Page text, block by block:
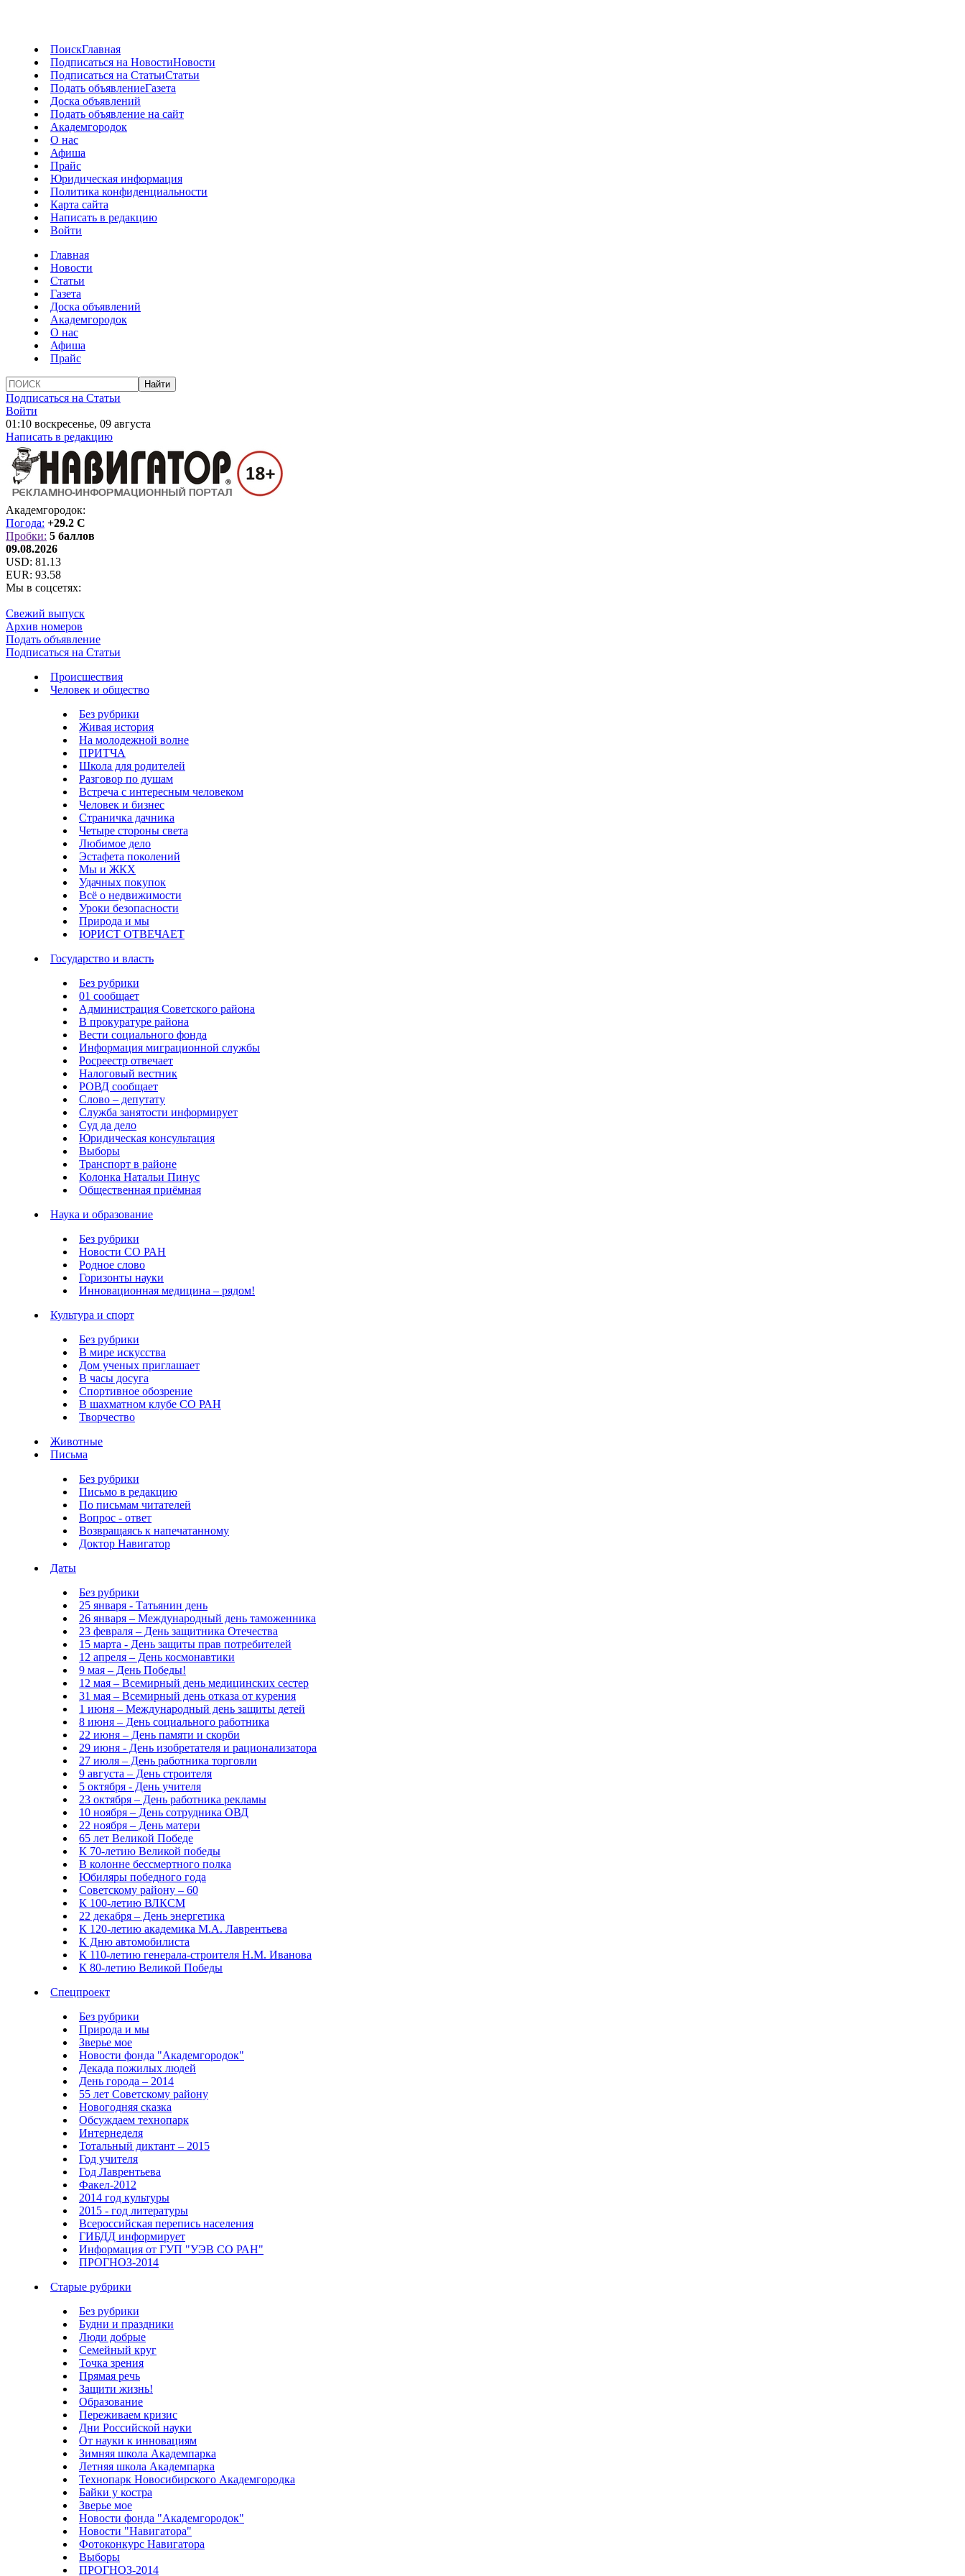
ПоискГлавная
Подписаться на НовостиНовости
Подписаться на СтатьиСтатьи
Подать объявлениеГазета
Доска объявлений
Подать объявление на сайт
Академгородок
О нас
Афиша
Прайс
Юридическая информация
Политика конфиденциальности
Карта сайта
Написать в редакцию
Войти
Главная
Новости
Статьи
Газета
Доска объявлений
Академгородок
О нас
Афиша
Прайс
Подписаться на Статьи
Войти
01:10 воскресенье, 09 августа
Написать в редакцию
Академгородок:
Погода: +29.2 C
Пробки: 5 баллов
09.08.2026
USD: 81.13
EUR: 93.58
Мы в соцсетях:
Свежий выпуск
Архив номеров
Подать объявление
Подписаться на Статьи
Происшествия
Человек и общество
Без рубрики
Живая история
На молодежной волне
ПРИТЧА
Школа для родителей
Разговор по душам
Встреча с интересным человеком
Человек и бизнес
Страничка дачника
Четыре стороны света
Любимое дело
Эстафета поколений
Мы и ЖКХ
Удачных покупок
Всё о недвижимости
Уроки безопасности
Природа и мы
ЮРИСТ ОТВЕЧАЕТ
Государство и власть
Без рубрики
01 сообщает
Администрация Советского района
В прокуратуре района
Вести социального фонда
Информация миграционной службы
Росреестр отвечает
Налоговый вестник
РОВД сообщает
Слово – депутату
Служба занятости информирует
Суд да дело
Юридическая консультация
Выборы
Транспорт в районе
Колонка Натальи Пинус
Общественная приёмная
Наука и образование
Без рубрики
Новости СО РАН
Родное слово
Горизонты науки
Инновационная медицина – рядом!
Культура и спорт
Без рубрики
В мире искусства
Дом ученых приглашает
В часы досуга
Спортивное обозрение
В шахматном клубе СО РАН
Творчество
Животные
Письма
Без рубрики
Письмо в редакцию
По письмам читателей
Вопрос - ответ
Возвращаясь к напечатанному
Доктор Навигатор
Даты
Без рубрики
25 января - Татьянин день
26 января – Международный день таможенника
23 февраля – День защитника Отечества
15 марта - День защиты прав потребителей
12 апреля – День космонавтики
9 мая – День Победы!
12 мая – Всемирный день медицинских сестер
31 мая – Всемирный день отказа от курения
1 июня – Международный день защиты детей
8 июня – День социального работника
22 июня – День памяти и скорби
29 июня - День изобретателя и рационализатора
27 июля – День работника торговли
9 августа – День строителя
5 октября - День учителя
23 октября – День работника рекламы
10 ноября – День сотрудника ОВД
22 ноября – День матери
65 лет Великой Победе
К 70-летию Великой победы
В колонне бессмертного полка
Юбиляры победного года
Советскому району – 60
К 100-летию ВЛКСМ
22 декабря – День энергетика
К 120-летию академика М.А. Лаврентьева
К Дню автомобилиста
К 110-летию генерала-строителя Н.М. Иванова
К 80-летию Великой Победы
Спецпроект
Без рубрики
Природа и мы
Зверье мое
Новости фонда "Академгородок"
Декада пожилых людей
День города – 2014
55 лет Советскому району
Новогодняя сказка
Обсуждаем технопарк
Интернеделя
Тотальный диктант – 2015
Год учителя
Год Лаврентьева
Факел-2012
2014 год культуры
2015 - год литературы
Всероссийская перепись населения
ГИБДД информирует
Информация от ГУП "УЭВ СО РАН"
ПРОГНОЗ-2014
Старые рубрики
Без рубрики
Будни и праздники
Люди добрые
Семейный круг
Точка зрения
Прямая речь
Защити жизнь!
Образование
Переживаем кризис
Дни Российской науки
От науки к инновациям
Зимняя школа Академпарка
Летняя школа Академпарка
Технопарк Новосибирского Академгородка
Байки у костра
Зверье мое
Новости фонда "Академгородок"
Новости "Навигатора"
Фотоконкурс Навигатора
Выборы
ПРОГНОЗ-2014